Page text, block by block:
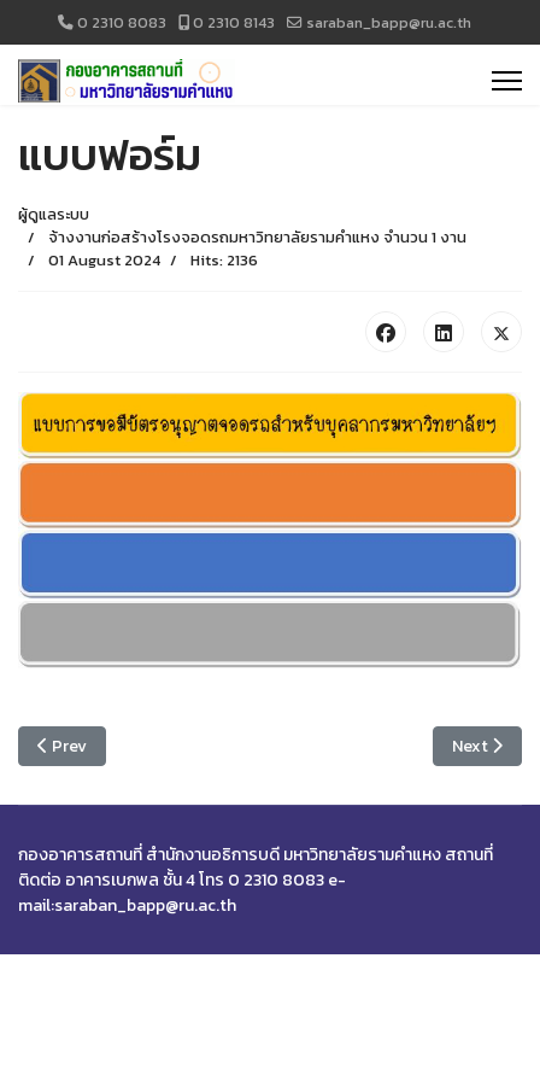
0 2310 8083 0 2310 8143 saraban_bapp@ru.ac.th
แบบฟอร์ม
ผู้ดูแลระบบ
จ้างงานก่อสร้างโรงจอดรถมหาวิทยาลัยรามคำแหง จำนวน 1 งาน
01 August 2024
Hits: 2136
Previous article: สภาทนายความ ขอใช้สถานที่
Prev Next
Next
กองอาคารสถานที่ สำนักงานอธิการบดี มหาวิทยาลัยรามคำแหง สถานที่
ติดต่อ อาคารเบกพล ชั้น 4 โทร 0 2310 8083 e-
mail:saraban_bapp@ru.ac.th